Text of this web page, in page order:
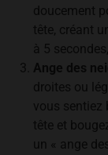
doucement
tête, créant
à 5
Ange des
droites ou
vous sentiez
tête et
un « ange